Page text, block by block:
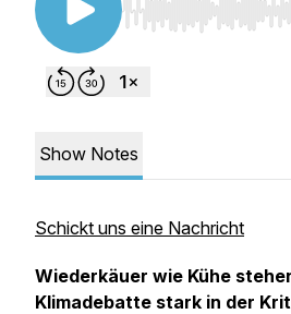
Use Left/Right to
Show Notes
Schickt uns eine Nachricht
Wiederkäuer wie Kühe
Klimadebatte stark in der